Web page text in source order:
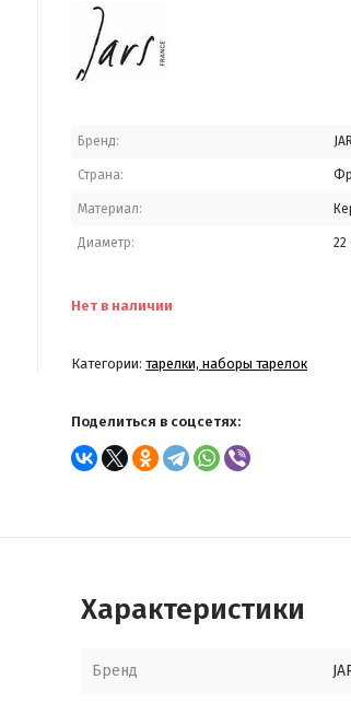
Бренд:
Страна:
Материал:
Диаметр: 22
Нет в наличии
Категории: тарелки, наборы тарелок
Поделиться в соцсетях:
Характеристики
Бренд